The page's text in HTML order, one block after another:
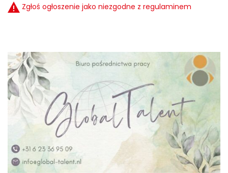
Zgłoś ogłoszenie jako niezgodne z regulaminem